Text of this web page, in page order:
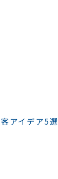
アイデア5選